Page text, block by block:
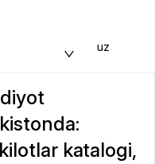
uz
katalogi,